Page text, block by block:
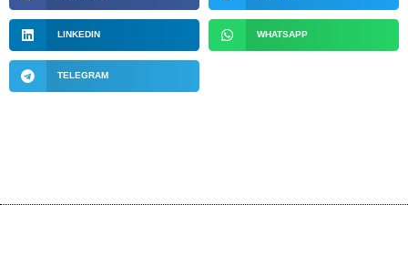
LINKEDIN WHATSAPP
TELEGRAM